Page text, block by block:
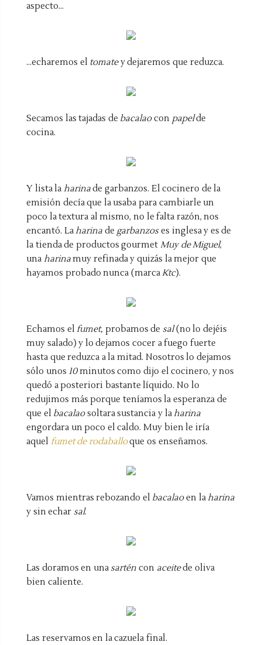
aspecto...
...echaremos el tomatey dejaremos que reduzca.
Secamos las tajadas de bacalaocon papelde
cocina.
Y lista la harinade garbanzos. El cocinero de la
emisión decía que la usaba para cambiarle un
poco la textura al mismo, no le falta razón, nos
encantó. Laharina de garbanzoses inglesa y es de
la tienda de productos gourmet Muy de Miguel,
una harinamuy refinada y quizás la mejor que
hayamos probado nunca (marca Ktc).
Echamos elfumet, probamos de sal(no lo dejéis
muy salado) y lo dejamos cocer a fuego fuerte
hasta que reduzca a la mitad. Nosotros lo dejamos
sólo unos 10minutos como dijo el cocinero, y nos
quedó a posteriori bastante líquido. No lo
redujimos más porque teníamos la esperanza de
que el bacalaosoltara sustancia y laharina
engordara un poco el caldo. Muy bien le iría
aquel fumet de rodaballoque os enseñamos.
Vamos mientras rebozando el bacalaoen laharina
y sin echar sal.
Las doramos en una sarténcon aceitede oliva
bien caliente.
Las reservamos en la cazuela final.